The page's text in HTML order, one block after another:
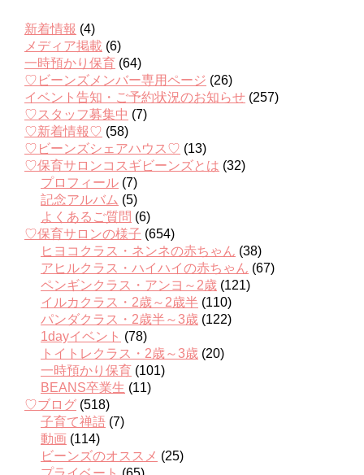
新着情報 (4)
メディア掲載 (6)
一時預かり保育 (64)
♡ビーンズメンバー専用ページ (26)
イベント告知・ご予約状況のお知らせ (257)
♡スタッフ募集中 (7)
♡新着情報♡ (58)
♡ビーンズシェアハウス♡ (13)
♡保育サロンコスギビーンズとは (32)
プロフィール (7)
記念アルバム (5)
よくあるご質問 (6)
♡保育サロンの様子 (654)
ヒヨコクラス・ネンネの赤ちゃん (38)
アヒルクラス・ハイハイの赤ちゃん (67)
ペンギンクラス・アンヨ～2歳 (121)
イルカクラス・2歳～2歳半 (110)
パンダクラス・2歳半～3歳 (122)
1dayイベント (78)
トイトレクラス・2歳～3歳 (20)
一時預かり保育 (101)
BEANS卒業生 (11)
♡ブログ (518)
子育て禅語 (7)
動画 (114)
ビーンズのオススメ (25)